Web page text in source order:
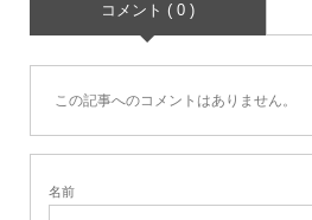
コメント ( 0 )
この記事へのコメントはありません。
名前